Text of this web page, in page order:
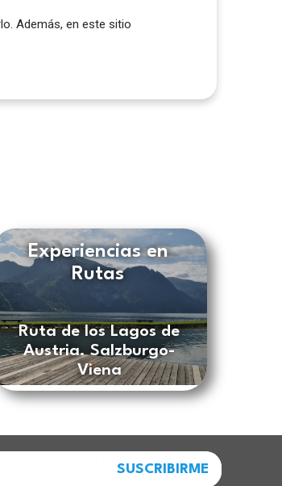
Además, en este sitio
Experiencias en
Rutas
Ruta de los Lagos de
Austria. Salzburgo-
Viena
SUSCRIBIRME